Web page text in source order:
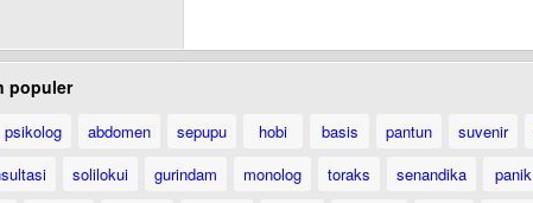
populer
psikolog abdomen sepupu hobi basis pantun suvenir
solilokui gurindam monolog toraks senandika panik